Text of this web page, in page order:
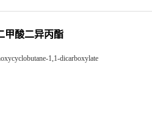
甲酸二异丙酯
1,1-dicarboxylate